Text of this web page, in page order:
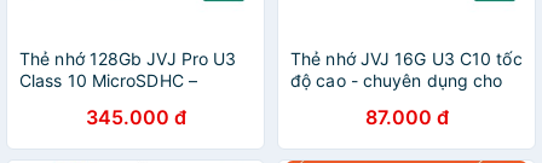
Thẻ nhớ 128Gb JVJ Pro U3
Class 10 MicroSDHC –
tốc độ cao tương thích với
mọi thiết bị
345.000 đ
Thẻ nhớ JVJ 16G U3 C10 tốc
độ cao - chuyên dụng cho
ảnh,... tốc độ cao 95Mb-
140Mb/s
87.000 đ